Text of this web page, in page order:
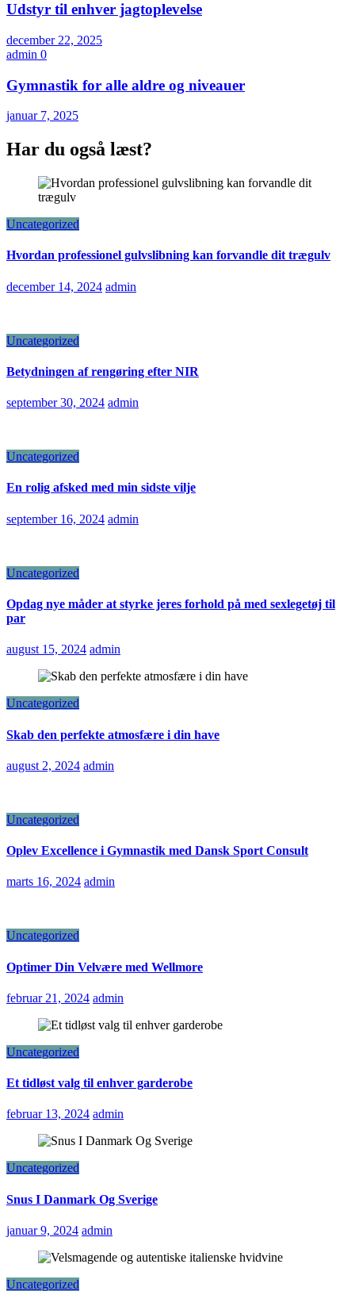
Udstyr til enhver jagtoplevelse
december 22, 2025
admin 0
Gymnastik for alle aldre og niveauer
januar 7, 2025
Har du også læst?
Uncategorized
Hvordan professionel gulvslibning kan forvandle dit trægulv
december 14, 2024 admin
Uncategorized
Betydningen af rengøring efter NIR
september 30, 2024 admin
Uncategorized
En rolig afsked med min sidste vilje
september 16, 2024 admin
Uncategorized
Opdag nye måder at styrke jeres forhold på med sexlegetøj til
par
august 15, 2024 admin
Uncategorized
Skab den perfekte atmosfære i din have
august 2, 2024 admin
Uncategorized
Oplev Excellence i Gymnastik med Dansk Sport Consult
marts 16, 2024 admin
Uncategorized
Optimer Din Velvære med Wellmore
februar 21, 2024 admin
Uncategorized
Et tidløst valg til enhver garderobe
februar 13, 2024 admin
Uncategorized
Snus I Danmark Og Sverige
januar 9, 2024 admin
Uncategorized